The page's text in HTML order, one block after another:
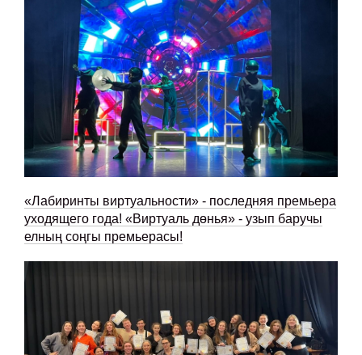
«Лабиринты виртуальности» - последняя премьера
уходящего года! «Виртуаль дөнья» - узып баручы
елның соңгы премьерасы!